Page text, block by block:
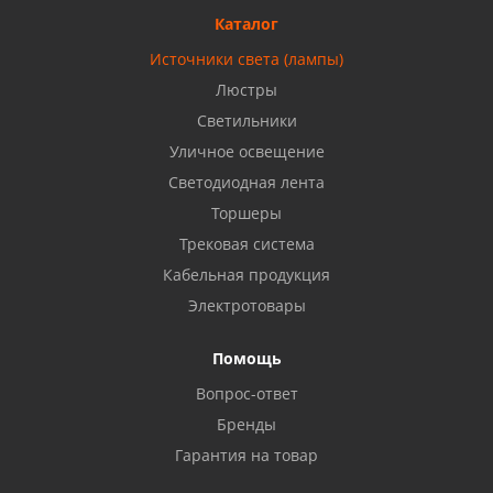
Бузулук, ул. Октябрьская, 24
Балаково, ул. Комарова, 55
Октябрьский, ул. Свердлова, 28
Азнакаево, ул. Булгар, 2. ТЦ "Акчарлак"
Стерлитамак, ул. Вокзальная, 13
Каталог
Источники света (лампы)
Люстры
Светильники
Уличное освещение
Светодиодная лента
Торшеры
Трековая система
Кабельная продукция
Электротовары
Помощь
Вопрос-ответ
Бренды
Гарантия на товар